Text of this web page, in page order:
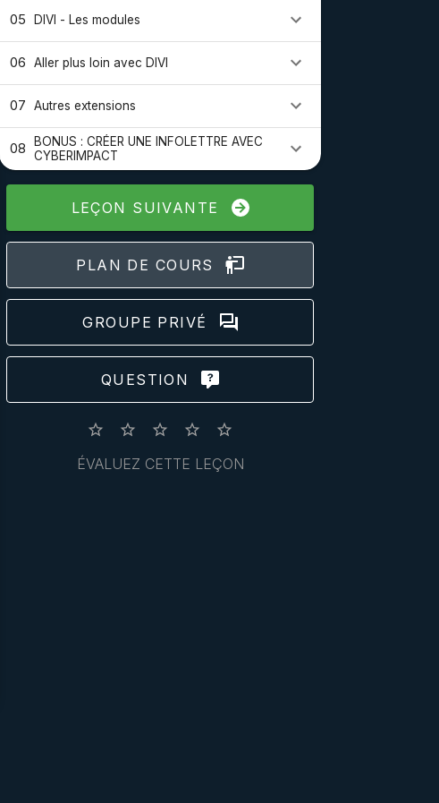
05 DIVI - Les modules
06 Aller plus loin avec DIVI
07 Autres extensions
08
BONUS : CRÉER UNE INFOLETTRE AVEC
CYBERIMPACT
LEÇON SUIVANTE
PLAN DE COURS
GROUPE PRIVÉ
QUESTION
ÉVALUEZ CETTE LEÇON